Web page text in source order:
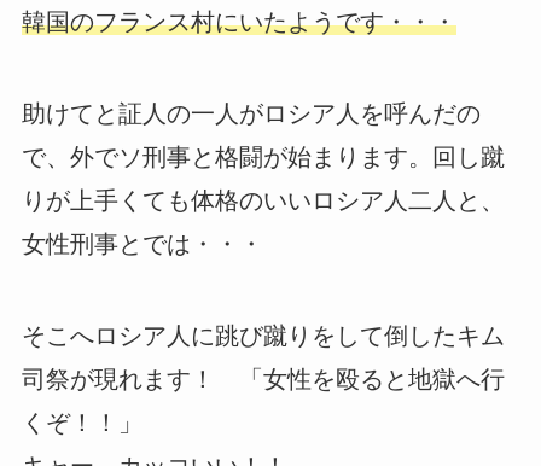
韓国のフランス村にいたようです・・・
助けてと証人の一人がロシア人を呼んだの
で、外でソ刑事と格闘が始まります。回し蹴
りが上手くても体格のいいロシア人二人と、
女性刑事とでは・・・
そこへロシア人に跳び蹴りをして倒したキム
司祭が現れます！ 「女性を殴ると地獄へ行
くぞ！！」